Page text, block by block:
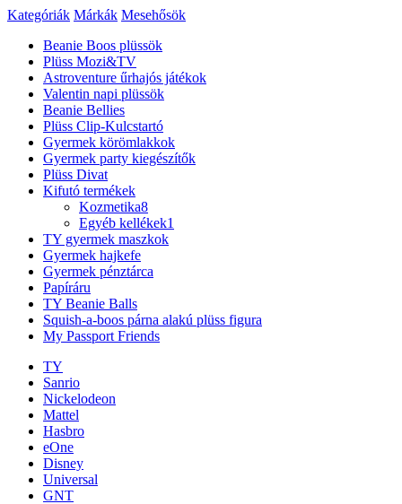
Kategóriák Márkák Mesehősök
Beanie Boos plüssök
Plüss Mozi&TV
Astroventure űrhajós játékok
Valentin napi plüssök
Beanie Bellies
Plüss Clip-Kulcstartó
Gyermek körömlakkok
Gyermek party kiegészítők
Plüss Divat
Kifutó termékek
Kozmetika8
Egyéb kellékek1
TY gyermek maszkok
Gyermek hajkefe
Gyermek pénztárca
Papíráru
TY Beanie Balls
Squish-a-boos párna alakú plüss figura
My Passport Friends
TY
Sanrio
Nickelodeon
Mattel
Hasbro
eOne
Disney
Universal
GNT